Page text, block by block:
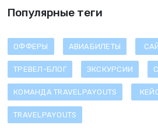
Популярные теги
ОФФЕРЫ АВИАБИЛЕТЫ
ТРЕВЕЛ-БЛОГ ЭКСКУРСИИ
КОМАНДА TRAVELPAYOUTS
TRAVELPAYOUTS